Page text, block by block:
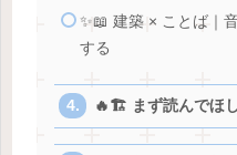
✨📖 建築 × ことば｜
する
🔥🏗️ まず読んでほ